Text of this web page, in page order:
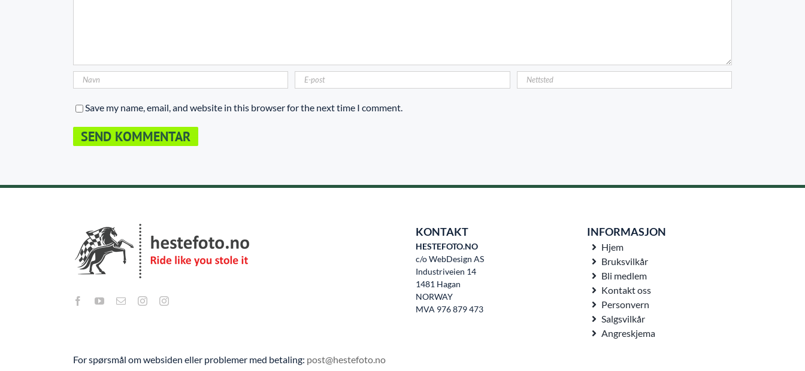
Save my name, email, and website in this browser for the next time I comment.
KONTAKT
HESTEFOTO.NO
c/o WebDesign AS
Industriveien 14
1481 Hagan
NORWAY
MVA 976 879 473
INFORMASJON
Hjem
Bruksvilkår
Bli medlem
Kontakt oss
Personvern
Salgsvilkår
Angreskjema
For spørsmål om websiden eller problemer med betaling: post@hestefoto.no